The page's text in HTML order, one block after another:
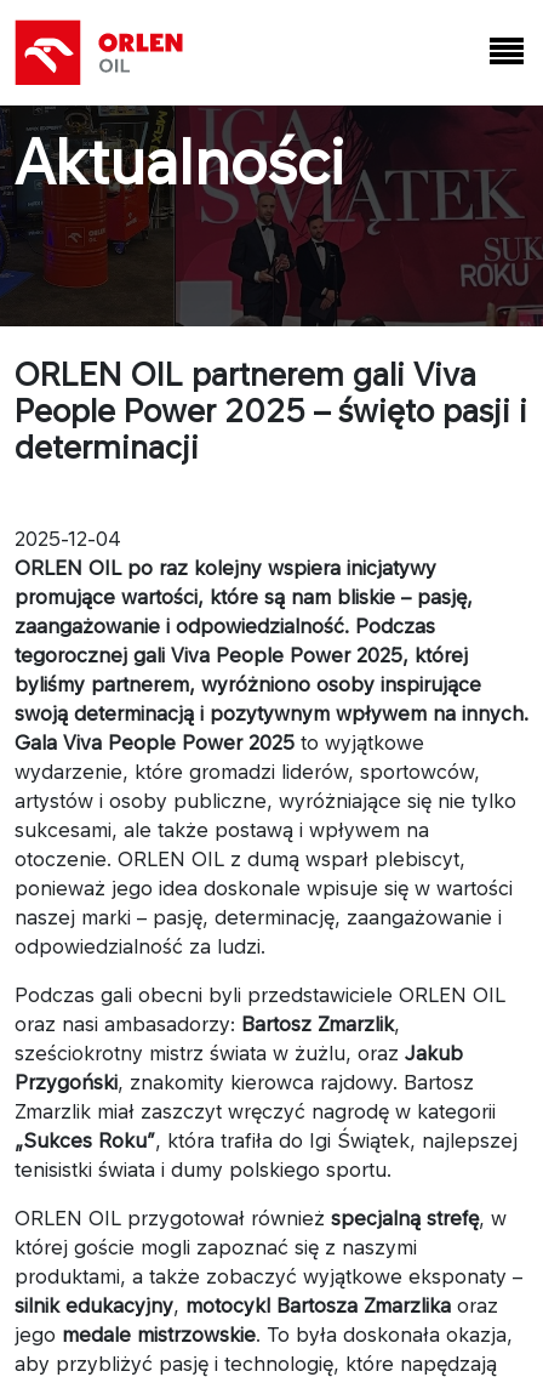
Aktualności
ORLEN OIL partnerem gali Viva
People Power 2025 – święto pasji i
determinacji
2025-12-04
ORLEN OIL po raz kolejny wspiera inicjatywy
promujące wartości, które są nam bliskie – pasję,
zaangażowanie i odpowiedzialność. Podczas
tegorocznej gali Viva People Power 2025, której
byliśmy partnerem, wyróżniono osoby inspirujące
swoją determinacją i pozytywnym wpływem na innych.
Gala Viva People Power 2025 to wyjątkowe
wydarzenie, które gromadzi liderów, sportowców,
artystów i osoby publiczne, wyróżniające się nie tylko
sukcesami, ale także postawą i wpływem na
otoczenie. ORLEN OIL z dumą wsparł plebiscyt,
ponieważ jego idea doskonale wpisuje się w wartości
naszej marki – pasję, determinację, zaangażowanie i
odpowiedzialność za ludzi.
Podczas gali obecni byli przedstawiciele ORLEN OIL
oraz nasi ambasadorzy: Bartosz Zmarzlik,
sześciokrotny mistrz świata w żużlu, oraz Jakub
Przygoński, znakomity kierowca rajdowy. Bartosz
Zmarzlik miał zaszczyt wręczyć nagrodę w kategorii
„Sukces Roku”, która trafiła do Igi Świątek, najlepszej
tenisistki świata i dumy polskiego sportu.
ORLEN OIL przygotował również specjalną strefę, w
której goście mogli zapoznać się z naszymi
produktami, a także zobaczyć wyjątkowe eksponaty –
silnik edukacyjny, motocykl Bartosza Zmarzlika oraz
jego medale mistrzowskie. To była doskonała okazja,
aby przybliżyć pasję i technologię, które napędzają